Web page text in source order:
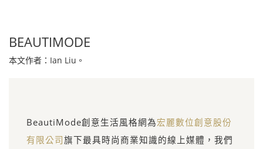
BEAUTIMODE
本文作者：Ian Liu。
BeautiMode創意生活風格網為宏麗數位創意股份
有限公司旗下最具時尚商業知識的線上媒體，我們